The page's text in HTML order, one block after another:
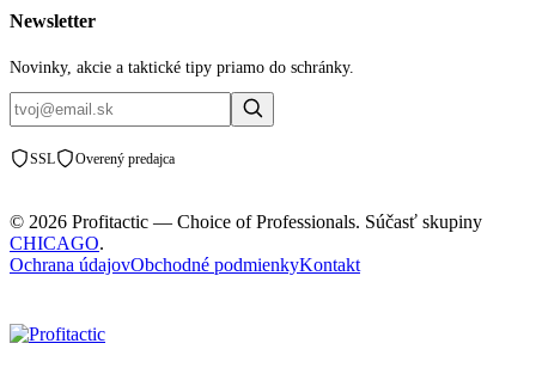
Newsletter
Novinky, akcie a taktické tipy priamo do schránky.
SSL Overený predajca
© 2026 Profitactic — Choice of Professionals. Súčasť skupiny
CHICAGO.
Ochrana údajovObchodné podmienkyKontakt